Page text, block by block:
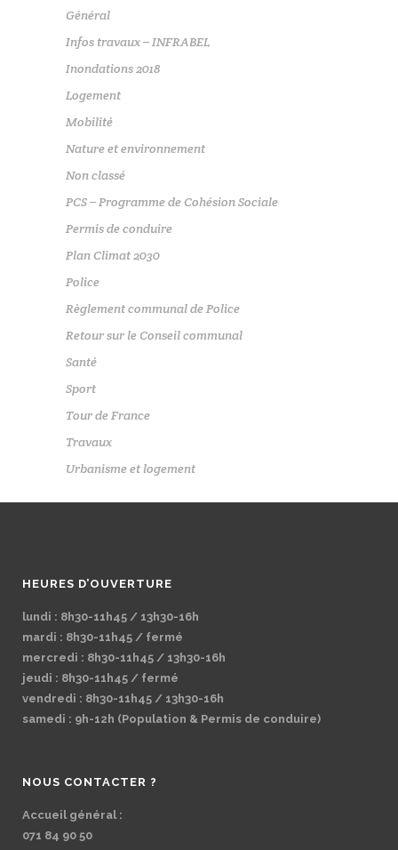
Général
Infos travaux – INFRABEL
Inondations 2018
Logement
Mobilité
Nature et environnement
Non classé
PCS – Programme de Cohésion Sociale
Permis de conduire
Plan Climat 2030
Police
Règlement communal de Police
Retour sur le Conseil communal
Santé
Sport
Tour de France
Travaux
Urbanisme et logement
HEURES D’OUVERTURE
lundi : 8h30-11h45 / 13h30-16h
mardi : 8h30-11h45 / fermé
mercredi : 8h30-11h45 / 13h30-16h
jeudi : 8h30-11h45 / fermé
vendredi : 8h30-11h45 / 13h30-16h
samedi : 9h-12h (Population & Permis de conduire)
NOUS CONTACTER ?
Accueil général :
071 84 90 50